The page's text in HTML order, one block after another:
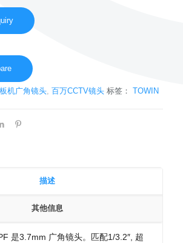
板机广角镜头, 百万CCTV镜头 标签： TOWIN
描述
其他信息
是3.7mm 广角镜头。匹配1/3.2″, 超